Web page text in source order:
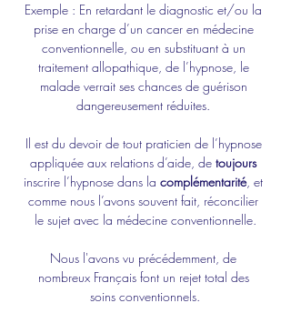
Exemple : En retardant le diagnostic et/ou la
prise en charge d’un cancer en médecine
conventionnelle, ou en substituant à un
traitement allopathique, de l’hypnose, le
malade verrait ses chances de guérison
dangereusement réduites.
Il est du devoir de tout praticien de l’hypnose
appliquée aux relations d’aide, de toujours
inscrire l’hypnose dans la complémentarité, et
comme nous l’avons souvent fait, réconcilier
le sujet avec la médecine conventionnelle.
Nous l'avons vu précédemment, de
nombreux Français font un rejet total des
soins conventionnels.